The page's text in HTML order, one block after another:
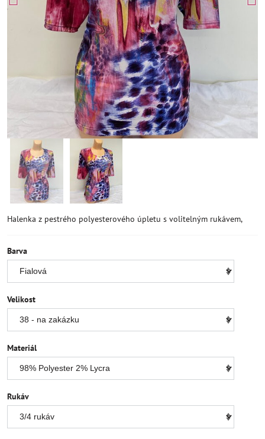
Halenka z pestrého polyesterového úpletu s volitelným rukávem,
Barva
Velikost
Materiál
Rukáv